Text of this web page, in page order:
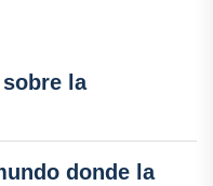
la
donde la